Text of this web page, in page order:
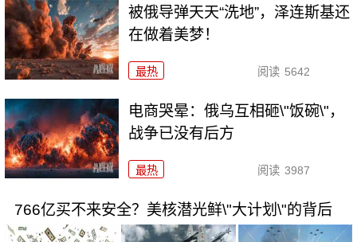
被俄导弹天天“洗地”，泽连斯基还
在做着美梦！
最热 阅读 5642
电商哭晕：俄乌互相砸\"饭碗\"，
战争已没有后方
最热 阅读 3987
766亿买不来安全？美核潜光鲜\"大计划\"的背后